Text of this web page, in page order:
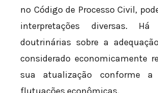
no Código de Processo Civil,
interpretações diversas. Há
doutrinárias sobre a
considerado economicamente
sua atualização conforme